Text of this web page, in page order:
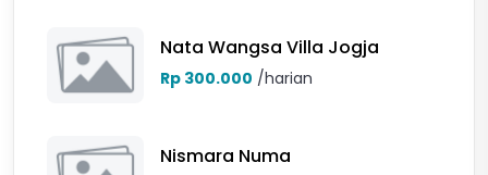
Nata Wangsa Villa Jogja
Rp 300.000 /harian
Nismara Numa